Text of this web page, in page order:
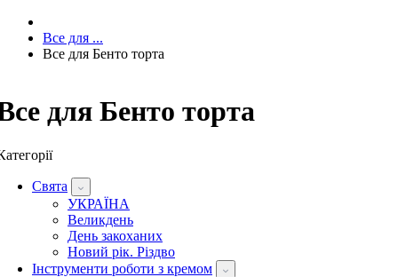
Все для ...
Все для Бенто торта
для Бенто торта
Свята
УКРАЇНА
Великдень
День закоханих
Новий рік. Різдво
Інструменти роботи з кремом